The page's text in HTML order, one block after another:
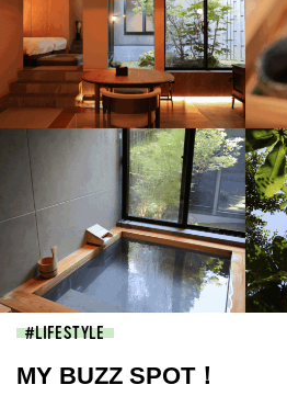
LIFESTYLE
MY BUZZ SPOT！